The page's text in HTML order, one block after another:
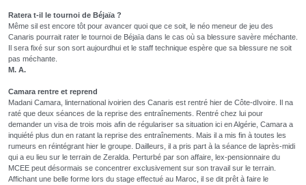
Ratera t-il le tournoi de Béjaïa ?
Même sil est encore tôt pour avancer quoi que ce soit, le néo meneur de jeu des
Canaris pourrait rater le tournoi de Béjaïa dans le cas où sa blessure savère méchante.
Il sera fixé sur son sort aujourdhui et le staff technique espère que sa blessure ne soit
pas méchante.
M. A.
Camara rentre et reprend
Madani Camara, linternational ivoirien des Canaris est rentré hier de Côte-dIvoire. Il na
raté que deux séances de la reprise des entraînements. Rentré chez lui pour
demander un visa de trois mois afin de régulariser sa situation ici en Algérie, Camara a
inquiété plus dun en ratant la reprise des entraînements. Mais il a mis fin à toutes les
rumeurs en réintégrant hier le groupe. Dailleurs, il a pris part à la séance de laprès-midi
qui a eu lieu sur le terrain de Zeralda. Perturbé par son affaire, lex-pensionnaire du
MCEE peut désormais se concentrer exclusivement sur son travail sur le terrain.
Affichant une belle forme lors du stage effectué au Maroc, il se dit prêt à faire le